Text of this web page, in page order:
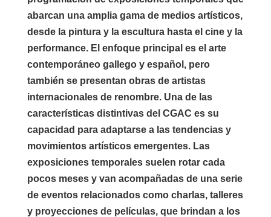
abarcan una amplia gama de medios artísticos,
desde la pintura y la escultura hasta el cine y la
performance. El enfoque principal es el arte
contemporáneo gallego y español, pero
también se presentan obras de artistas
internacionales de renombre. Una de las
características distintivas del CGAC es su
capacidad para adaptarse a las tendencias y
movimientos artísticos emergentes. Las
exposiciones temporales suelen rotar cada
pocos meses y van acompañadas de una serie
de eventos relacionados como charlas, talleres
y proyecciones de películas, que brindan a los